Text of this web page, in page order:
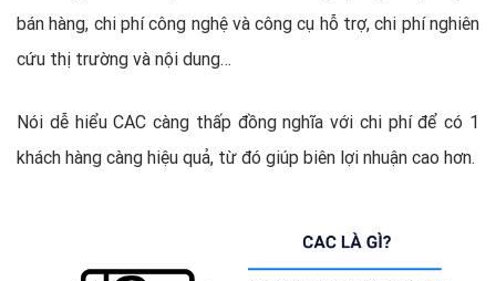
bán hàng, chi phí công nghệ và công cụ hỗ trợ, chi phí nghiên
cứu thị trường và nội dung…
Nói dễ hiểu CAC càng thấp đồng nghĩa với chi phí để có 1
khách hàng càng hiệu quả, từ đó giúp biên lợi nhuận cao hơn.